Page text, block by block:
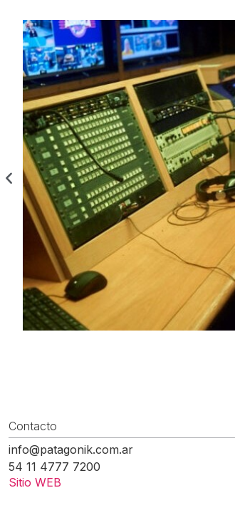
Contacto
info@patagonik.com.ar
54 11 4777 7200
Sitio WEB